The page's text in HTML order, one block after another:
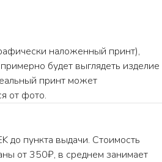
наложенный принт),
будет выглядеть изделие
принт может
от фото.
до пункта выдачи. Стоимость
от 350₽, в среднем занимает